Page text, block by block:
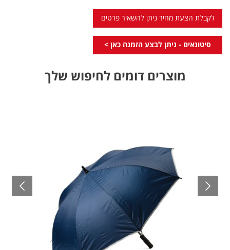
לקבלת הצעת מחיר ניתן להשאיר פרטים
סיטונאים - ניתן לבצע הזמנה כאן >
מוצרים דומים לחיפוש שלך